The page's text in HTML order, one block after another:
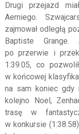
Drugi przejazd
Aerniego.
zajmował odległą
Baptiste Grange.
po przerwie i
1:39.05, co
w końcowej
na sam koniec gdy
kolejno Noel,
trasę w
w konkursie